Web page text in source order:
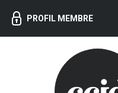
PROFIL MEMBRE